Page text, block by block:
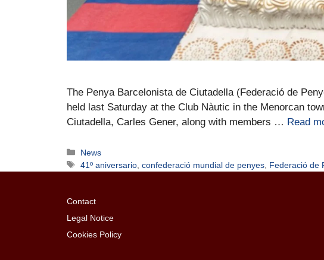
The Penya Barcelonista de Ciutadella (Federació de
held last Saturday at the Club Nàutic in the Menorcan
Ciutadella, Carles Gener, along with members … Read
News
41º aniversario ,confederació mundial de penyes Federació de
Contact
Legal Notice
Cookies Policy